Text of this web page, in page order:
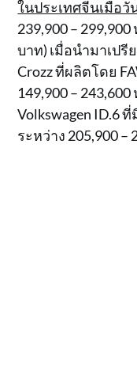
ในประเทศจีนเมื่อ
239,900 –
บาท) เมื่อนำมาเปรี
Crozz ที่ผลิตโดย
149,900 –
Volkswagen ID.6
ระหว่าง 205,900 –